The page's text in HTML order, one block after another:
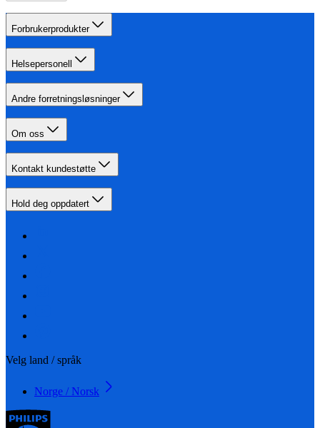
Forbrukerprodukter
Helsepersonell
Andre forretningsløsninger
Om oss
Kontakt kundestøtte
Hold deg oppdatert
Velg land / språk
Norge / Norsk